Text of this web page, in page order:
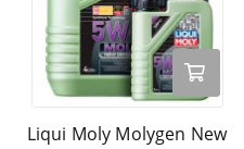
Liqui Moly Molygen New